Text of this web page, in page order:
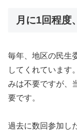
月に1回程度
毎年、地区の民生
してくれています
みは不要ですが、
要です。
過去に数回参加し